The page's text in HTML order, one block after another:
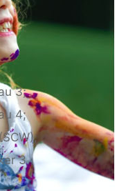
3;
4;
3